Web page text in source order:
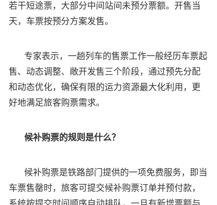
若干短途票，大部分中间站间未预分票额。开售当
天，车票按预分方案发售。
专家表示，一趟列车的售票工作一般经历车票起
售、动态调整、敞开发售三个阶段，通过预先分配
和动态优化，确保有限的运力资源最大化利用，更
好地满足旅客购票需求。
候补购票的规则是什么？
候补购票是铁路部门提供的一项免费服务，即当
车票售罄时，旅客可提交候补购票订单并预付款，